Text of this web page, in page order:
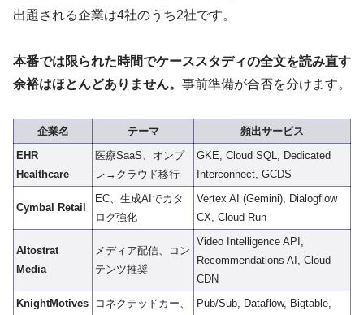
出題される企業は4社のうち2社です。
本番では限られた時間でケーススタディの全文を読み直す
余裕はほとんどありません。 事前準備が合否を分けます。
企業名 テーマ
頻出サービス
EHR
Healthcare
医療SaaS、オンプ
レ→クラウド移行
GKE, Cloud SQL, Dedicated
Interconnect, GCDS
Cymbal Retail
EC、生成AIでカタ
ログ強化
Vertex AI (Gemini), Dialogflow
CX, Cloud Run
Altostrat
Media
メディア配信、コン
テンツ推奨
Video Intelligence API,
Recommendations AI, Cloud
CDN
KnightMotives
コネクテッドカー、
Pub/Sub, Dataflow, Bigtable,